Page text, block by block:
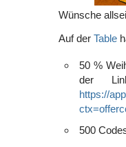
Wünsche
Auf der Table
50 %
der
https://
500